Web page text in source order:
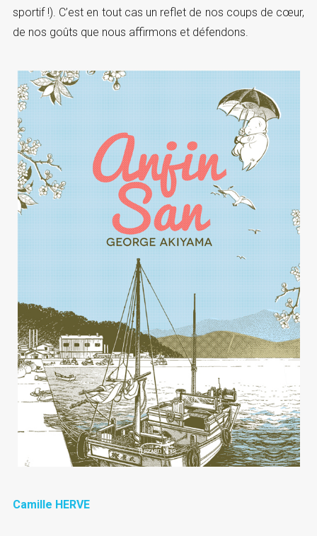
sportif !). C’est en tout cas un reflet de nos coups de cœur,
de nos goûts que nous affirmons et défendons.
Camille HERVE